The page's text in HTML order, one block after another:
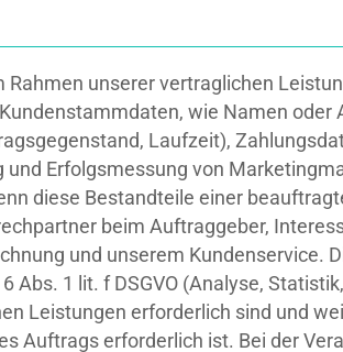
unserer vertraglichen
wie Namen oder
Laufzeit),
Erfolgsmessung von
diese Bestandteile einer
beim Auftraggeber,
und unserem Kundenservice.
Abs. 1 lit. f DSGVO (Analyse,
Leistungen erforderlich sind und
Auftrags erforderlich ist. Bei der